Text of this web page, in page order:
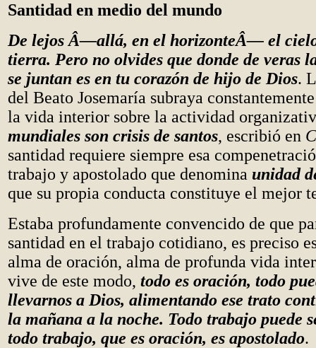
Santidad en medio del mundo
De lejos Â—allá, en el horizonteÂ— el
tierra. Pero no olvides que donde de veras
se juntan es en tu corazón de hijo de Dios.
del Beato Josemaría subraya
la vida interior sobre la actividad
mundiales son crisis de santos, escribió en
santidad requiere siempre esa
trabajo y apostolado que denomina unidad
que su propia conducta constituye el mejor
Estaba profundamente convencido de que
santidad en el trabajo cotidiano, es preciso
alma de oración, alma de profunda vida
vive de este modo, todo es oración, todo
llevarnos a Dios, alimentando ese trato
la mañana a la noche. Todo trabajo puede
todo trabajo, que es oración, es apostolado.